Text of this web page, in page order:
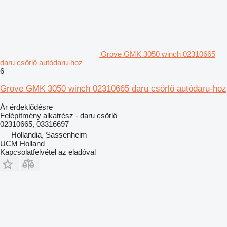
Grove GMK 3050 winch 02310665
daru csörlő autódaru-hoz
6
Grove GMK 3050 winch 02310665 daru csörlő autódaru-hoz
Ár érdeklődésre
Felépítmény alkatrész - daru csörlő
02310665, 03316697
Hollandia, Sassenheim
UCM Holland
Kapcsolatfelvétel az eladóval